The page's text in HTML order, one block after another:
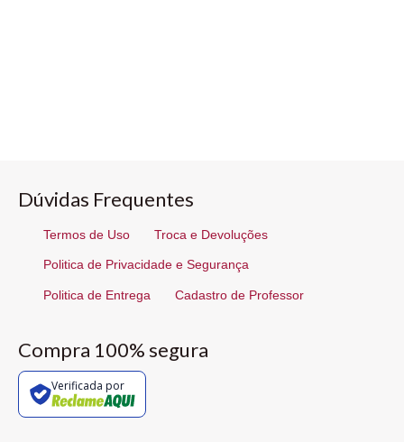
Dúvidas Frequentes
Termos de Uso Troca e Devoluções
Politica de Privacidade e Segurança
Politica de Entrega Cadastro de Professor
Compra 100% segura
Verificada por